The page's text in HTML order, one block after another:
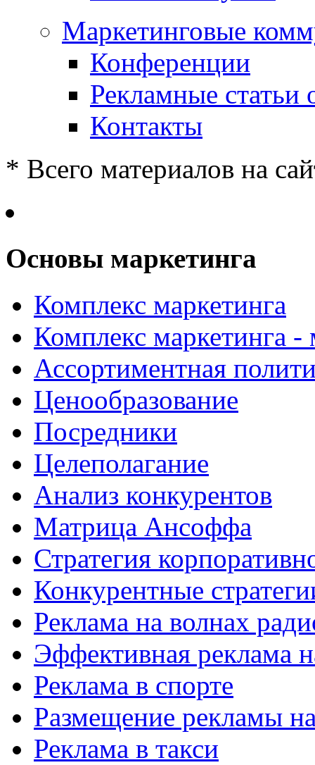
Маркетинговые
Конференции
Рекламные статьи
Контакты
* Всего материалов на
Основы маркетинга
Комплекс маркетинга
Комплекс маркетинга
Ассортиментная
Ценообразование
Посредники
Целеполагание
Анализ конкурентов
Матрица Ансоффа
Стратегия
Конкурентные
Реклама на волнах
Эффективная реклама
Реклама в спорте
Размещение рекламы
Реклама в такси